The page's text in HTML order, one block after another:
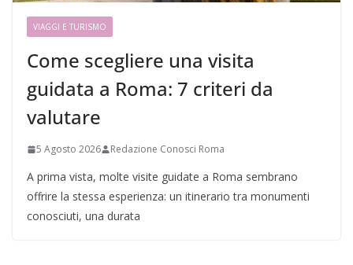
VIAGGI E TURISMO
Come scegliere una visita
guidata a Roma: 7 criteri da
valutare
5 Agosto 2026 Redazione Conosci Roma
A prima vista, molte visite guidate a Roma sembrano
offrire la stessa esperienza: un itinerario tra monumenti
conosciuti, una durata